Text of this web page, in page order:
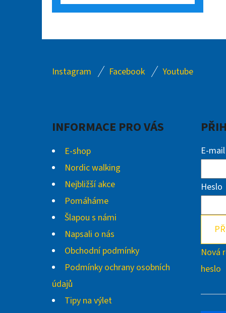
Instagram Facebook
Youtube
INFORMACE PRO VÁS
E-shop
Nordic walking
Nejbližší akce
Pomáháme
Šlapou s námi
Napsali o nás
Obchodní podmínky
Podmínky ochrany osobních
údajů
Tipy na výlet
E-mail
Heslo
Nová
heslo